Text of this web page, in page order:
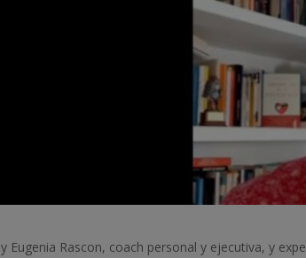
y Eugenia Rascon, coach personal y ejecutiva, y